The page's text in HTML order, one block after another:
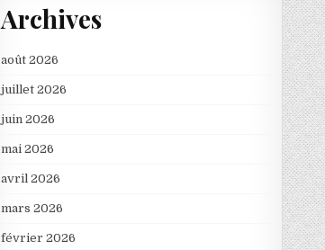
Archives
août 2026
juillet 2026
juin 2026
mai 2026
avril 2026
mars 2026
février 2026